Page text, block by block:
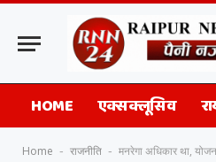
HOME एक्सक्लूसिव
Home - राजनीति - मनरेगा अधिकार था, योजना